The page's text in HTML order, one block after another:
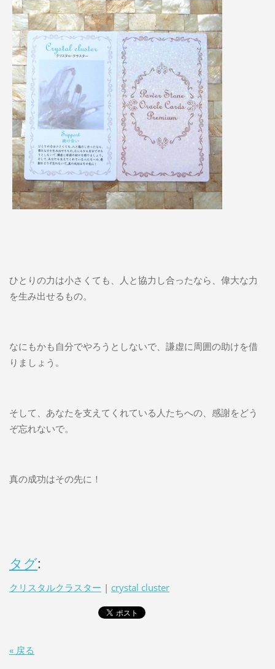
ひとりの力は小さくても、人と協力し合ったなら、偉大な力
を生み出せるもの。
なにもかも自分でやろうとしないで、謙虚に周囲の助けを借
りましょう。
そして、あなたを支えてくれている人たちへの、感謝をどう
ぞ忘れないで。
真の成功はその先に！
タグ:
クリスタルクラスター | crystal cluster
« 戻る